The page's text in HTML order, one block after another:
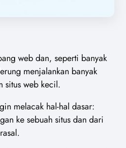
web dan, seperti banyak
menjalankan banyak
situs web kecil.
melacak hal-hal dasar:
ke sebuah situs dan dari